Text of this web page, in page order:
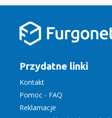
Przydatne linki
Kontakt
Pomoc - FAQ
Reklamacje